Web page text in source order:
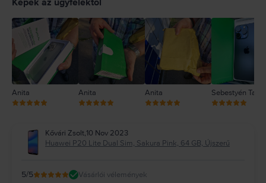
2
1
Képek az ügyfelektől
Anita Anita Anita Sebestyén
Kővári Zsolt,10 Nov 2023
Huawei P20 Lite Dual Sim, Sakura Pink, 64 GB, Újszerű
5/5 Vásárlói vélemények